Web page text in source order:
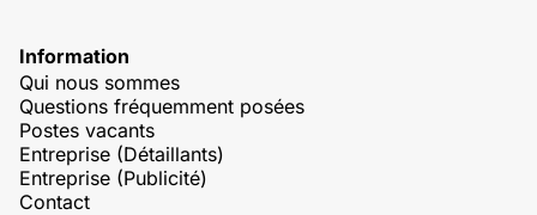
Information
Qui nous sommes
Questions fréquemment posées
Postes vacants
Entreprise (Détaillants)
Entreprise (Publicité)
Contact